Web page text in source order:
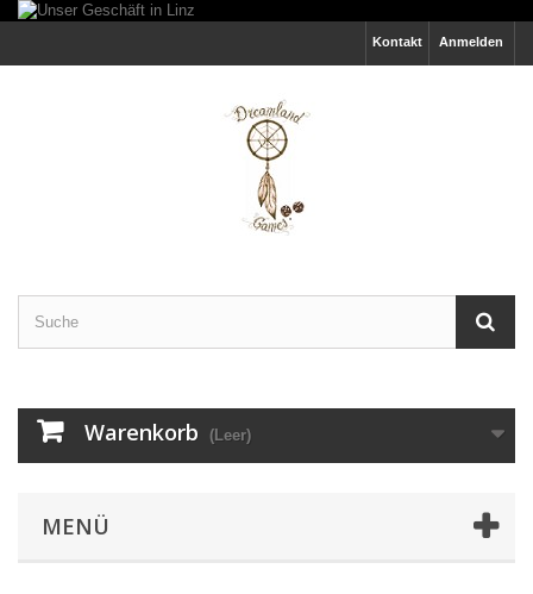
Anmelden
Kontakt
Warenkorb (Leer)
MENÜ